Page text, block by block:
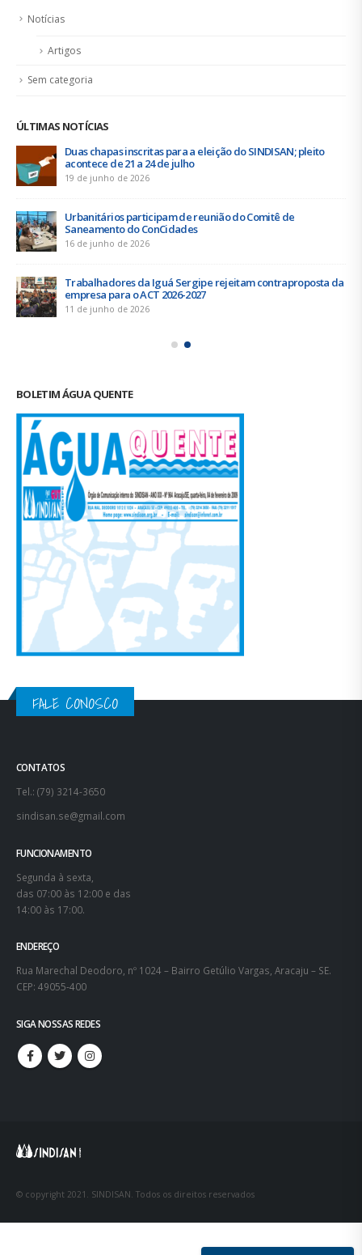
Notícias
Artigos
Sem categoria
ÚLTIMAS NOTÍCIAS
Duas chapas inscritas para a eleição do SINDISAN; pleito
acontece de 21 a 24 de julho
19 de junho de 2026
Urbanitários participam de reunião do Comitê de
Saneamento do ConCidades
16 de junho de 2026
Trabalhadores da Iguá Sergipe rejeitam contraproposta da
empresa para o ACT 2026-2027
11 de junho de 2026
BOLETIM ÁGUA QUENTE
FALE CONOSCO
CONTATOS
Tel.: (79) 3214-3650
sindisan.se@gmail.com
FUNCIONAMENTO
Segunda à sexta,
das 07:00 às 12:00 e das
14:00 às 17:00.
ENDEREÇO
Rua Marechal Deodoro, nº 1024 – Bairro Getúlio Vargas, Aracaju – SE.
CEP: 49055-400
SIGA NOSSAS REDES
© copyright 2021. SINDISAN. Todos os direitos reservados